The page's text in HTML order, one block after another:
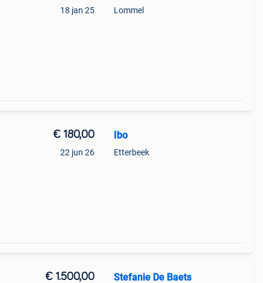
18 jan 25 Lommel
€ 180,00
22 jun 26
Ibo
Etterbeek
€ 1.500,00 Stefanie De Baets